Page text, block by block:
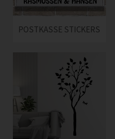
POSTKASSE STICKERS